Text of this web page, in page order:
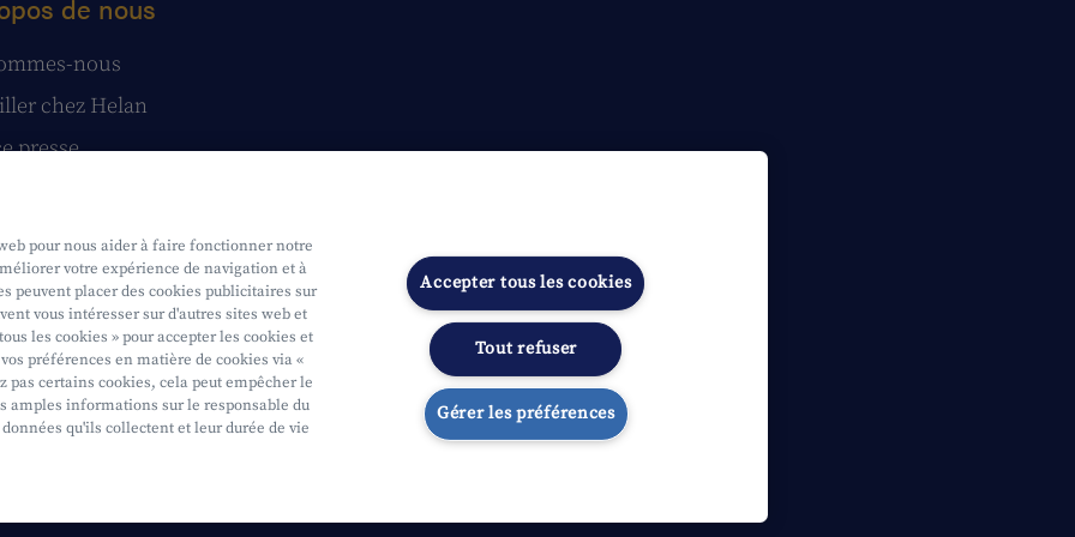
de nous
nous
chez Helan
presse
et réclamations
Soumis au contrôle de l'OCM Segmentation Déclaration d'accessibilité Gérer les préférences
pour nous aider à faire fonctionner notre
votre expérience de navigation et à
peuvent placer des cookies publicitaires sur
vous intéresser sur d'autres sites web et
les cookies » pour accepter les cookies et
préférences en matière de cookies via «
pas certains cookies, cela peut empêcher le
amples informations sur le responsable du
qu'ils collectent et leur durée de vie
Accepter tous les cookies
Tout refuser
Gérer les préférences